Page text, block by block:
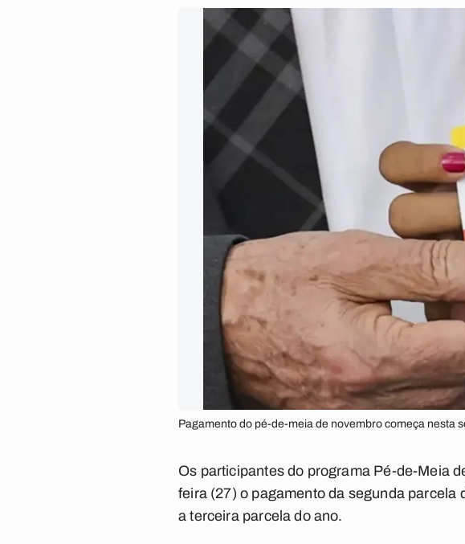
Pagamento do pé-de-meia de novembro começa nesta
Os participantes do programa Pé-de-Meia
feira (27) o pagamento da segunda
a terceira parcela do ano.